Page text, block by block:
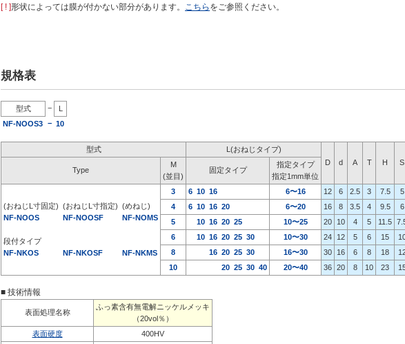
[ ! ]形状によっては膜が付かない部分があります。 こちら をご参照ください。
規格表
型式 −
NF-NOOS3 − 10
型式
L(おねじタイプ)
D
d A T H S
Type
M
(並目)
固定タイプ
指定タイプ
指定1mm単位
(おねじL寸固定)
NF-NOOS
段付タイプ
NF-NKOS
(おねじL寸指定)
NF-NOOSF
NF-NKOSF
(めねじ)
NF-NOMS
NF-NKMS
3 6 10 16 6〜16 12 6 2.5 3 7.5 5
4
6 10 16 20 6〜20 16 8 3.5 4 9.5 6
5
10 16 20 25 10〜25 20 10 4 5 11.5
6
10 16 20 25 30 10〜30 24 12 5 6 15
8
16 20 25 30 16〜30 30 16 6 8 18
10
20 25 30 40 20〜40 36 20 8 10 23
■ 技術情報
表面処理名称
ふっ素含有無電解ニッケルメッキ
（20vol％）
表面硬度
400HV